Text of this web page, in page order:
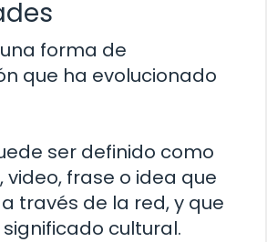
forma de
que ha evolucionado
ser definido como
video, frase o idea que
través de la red, y que
cultural.